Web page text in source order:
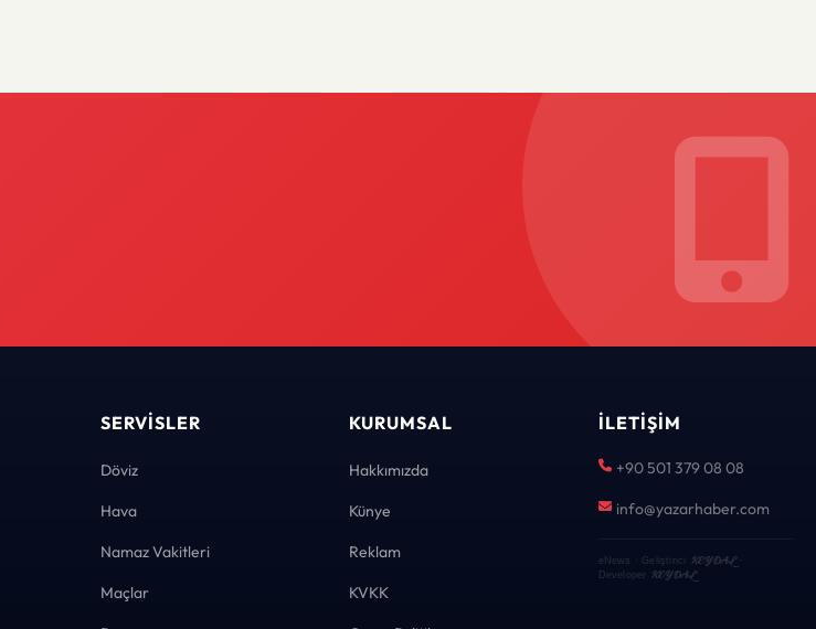
SERVISLER
Döviz
Hava
Namaz Vakitleri
Maçlar
KURUMSAL
Hakkımızda
Künye
Reklam
KVKK
İLETIŞIM
+90 501 379 08 08
info@yazarhaber.com
eNews · Geliştirici KEYDAL·
Developer
KEYDAL